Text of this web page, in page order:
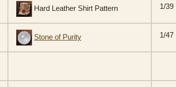
Hard Leather Shirt Pattern 1/39
Stone of Purity 1/47